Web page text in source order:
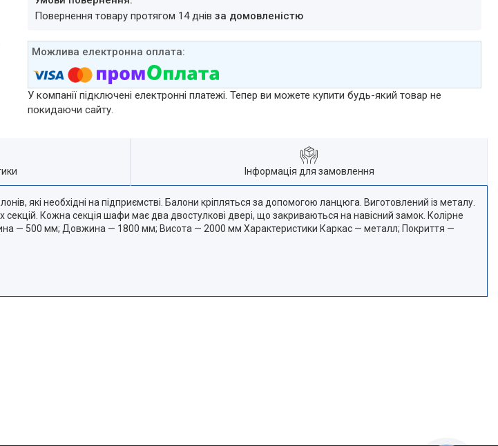
повернення товару протягом 14 днів за домовленістю
У компанії підключені електронні платежі. Тепер ви можете купити будь-який товар не
покидаючи сайту.
Інформація для замовлення
які необхідні на підприємстві. Балони кріпляться за допомогою ланцюга. Виготовлений із металу.
Кожна секція шафи має два двостулкові двері, що закриваються на навісний замок. Колірне
— 500 мм; Довжина — 1800 мм; Висота — 2000 мм Характеристики Каркас — металл; Покриття —